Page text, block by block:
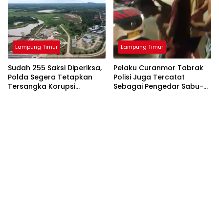
Lampung Timur
Sudah 255 Saksi Diperiksa,
Polda Segera Tetapkan
Tersangka Korupsi
Lampung Timur
Pelaku Curanmor Tabrak
Polisi Juga Tercatat
Sebagai Pengedar Sabu-